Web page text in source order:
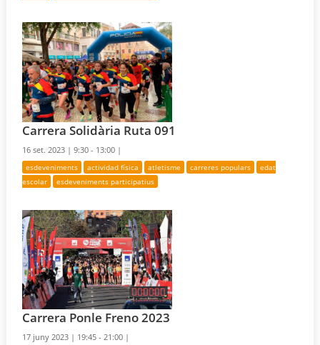
Carrera Solidària Ruta 091
16 set. 2023 |9:30 - 13:00 |
esdeveniments actividad física atletisme carreres populars
edat
escolar
esdeveniments participatius
Carrera Ponle Freno 2023
17 juny 2023 | 19:45 - 21:00 |